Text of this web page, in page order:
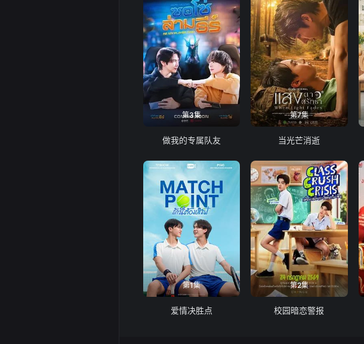
第3集
做我的专属队友
第7集
当光芒消逝
第1集
爱情决胜点
第2集
校园暗恋警报